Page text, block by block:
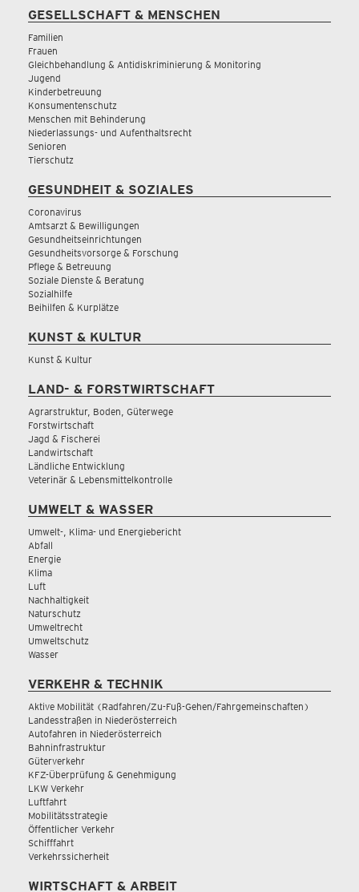
GESELLSCHAFT & MENSCHEN
Familien
Frauen
Gleichbehandlung & Antidiskriminierung & Monitoring
Jugend
Kinderbetreuung
Konsumentenschutz
Menschen mit Behinderung
Niederlassungs- und Aufenthaltsrecht
Senioren
Tierschutz
GESUNDHEIT & SOZIALES
Coronavirus
Amtsarzt & Bewilligungen
Gesundheitseinrichtungen
Gesundheitsvorsorge & Forschung
Pflege & Betreuung
Soziale Dienste & Beratung
Sozialhilfe
Beihilfen & Kurplätze
KUNST & KULTUR
Kunst & Kultur
LAND- & FORSTWIRTSCHAFT
Agrarstruktur, Boden, Güterwege
Forstwirtschaft
Jagd & Fischerei
Landwirtschaft
Ländliche Entwicklung
Veterinär & Lebensmittelkontrolle
UMWELT & WASSER
Umwelt-, Klima- und Energiebericht
Abfall
Energie
Klima
Luft
Nachhaltigkeit
Naturschutz
Umweltrecht
Umweltschutz
Wasser
VERKEHR & TECHNIK
Aktive Mobilität (Radfahren/Zu-Fuß-Gehen/Fahrgemeinschaften)
Landesstraßen in Niederösterreich
Autofahren in Niederösterreich
Bahninfrastruktur
Güterverkehr
KFZ-Überprüfung & Genehmigung
LKW Verkehr
Luftfahrt
Mobilitätsstrategie
Öffentlicher Verkehr
Schifffahrt
Verkehrssicherheit
WIRTSCHAFT & ARBEIT